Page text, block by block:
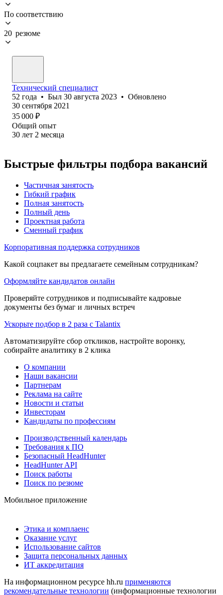
По соответствию
20 резюме
Технический специалист
52 года • Был 30 августа 2023 • Обновлено
30 сентября 2021
35 000 ₽
Общий опыт
30 лет 2 месяца
Быстрые фильтры подбора вакансий
Частичная занятость
Гибкий график
Полная занятость
Полный день
Проектная работа
Сменный график
Корпоративная поддержка сотрудников
Какой соцпакет вы предлагаете семейным сотрудникам?
Оформляйте кандидатов онлайн
Проверяйте сотрудников и подписывайте кадровые
документы без бумаг и личных встреч
Ускорьте подбор в 2 раза с Talantix
Автоматизируйте сбор откликов, настройте воронку,
собирайте аналитику в 2 клика
О компании
Наши вакансии
Партнерам
Реклама на сайте
Новости и статьи
Инвесторам
Кандидаты по профессиям
Производственный календарь
Требования к ПО
Безопасный HeadHunter
HeadHunter API
Поиск работы
Поиск по резюме
Мобильное приложение
Этика и комплаенс
Оказание услуг
Использование сайтов
Защита персональных данных
ИТ аккредитация
На информационном ресурсе hh.ru применяются
рекомендательные технологии (информационные технологии